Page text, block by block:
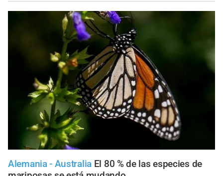
Alemania - Australia El 80 % de las especies de